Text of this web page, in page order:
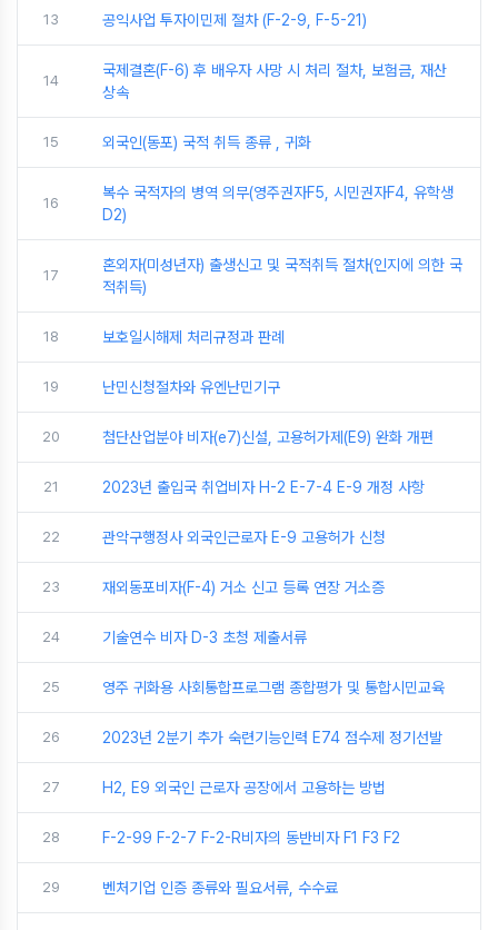
13 공익사업 투자이민제 절차 (F-2-9, F-5-21)
14
국제결혼(F-6) 후 배우자 사망 시 처리 절차, 보험금, 재산
상속
15 외국인(동포) 국적 취득 종류 , 귀화
16
복수 국적자의 병역 의무(영주권자F5, 시민권자F4, 유학생
D2)
17
혼외자(미성년자) 출생신고 및 국적취득 절차(인지에 의한 국
적취득)
18 보호일시해제 처리규정과 판례
19 난민신청절차와 유엔난민기구
20 첨단산업분야 비자(e7)신설, 고용허가제(E9) 완화 개편
21 2023년 출입국 취업비자 H-2 E-7-4 E-9 개정 사항
22 관악구행정사 외국인근로자 E-9 고용허가 신청
23 재외동포비자(F-4) 거소 신고 등록 연장 거소증
24 기술연수 비자 D-3 초청 제출서류
25 영주 귀화용 사회통합프로그램 종합평가 및 통합시민교육
26 2023년 2분기 추가 숙련기능인력 E74 점수제 정기선발
27 H2, E9 외국인 근로자 공장에서 고용하는 방법
28 F-2-99 F-2-7 F-2-R비자의 동반비자 F1 F3 F2
29 벤처기업 인증 종류와 필요서류, 수수료